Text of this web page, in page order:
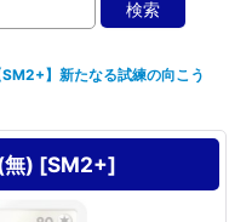
SM2+】新たなる試練の向こう
) [SM2+]